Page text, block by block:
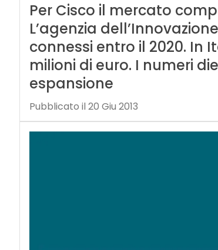
Per Cisco il mercato
L’agenzia
connessi entro il 2020. In
milioni di euro. I numeri
espansione
Pubblicato il 20 Giu 2013